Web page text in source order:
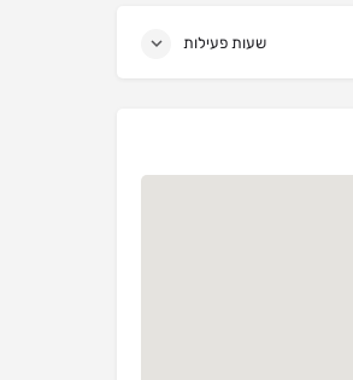
שעות פעילות